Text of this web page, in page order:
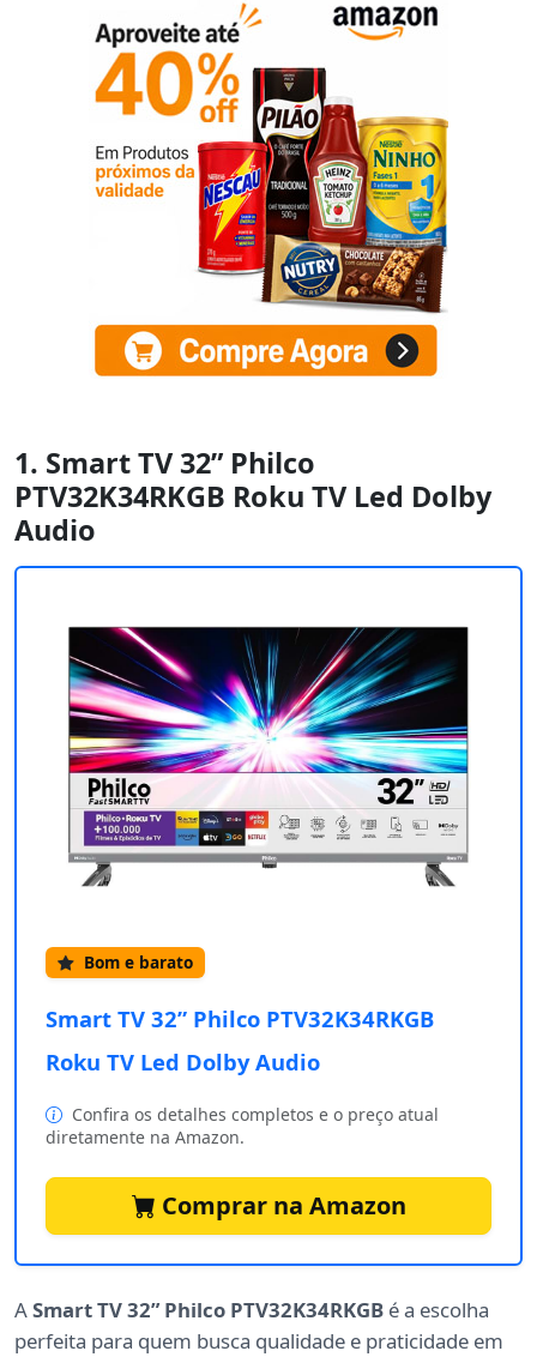
1. Smart TV 32” Philco
PTV32K34RKGB Roku TV Led Dolby
Audio
Bom e barato
Smart TV 32” Philco PTV32K34RKGB
Roku TV Led Dolby Audio
Confira os detalhes completos e o preço atual
diretamente na Amazon.
Comprar na Amazon
ASmart TV 32” Philco PTV32K34RKGB é a escolha
perfeita para quem busca qualidade e praticidade em